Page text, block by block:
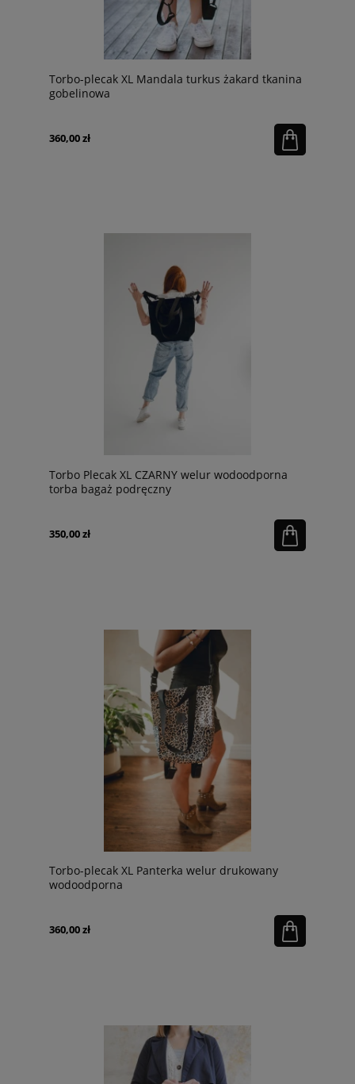
Torbo-plecak XL Mandala turkus żakard tkanina
gobelinowa
360,00 zł
Torbo Plecak XL CZARNY welur wodoodporna
torba bagaż podręczny
350,00 zł
Torbo-plecak XL Panterka welur drukowany
wodoodporna
360,00 zł